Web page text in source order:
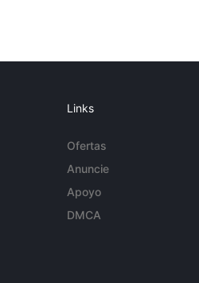
Links
Ofertas
Anuncie
Apoyo
DMCA